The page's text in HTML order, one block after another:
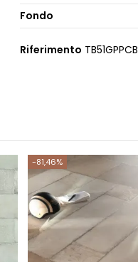
Fondo
Riferimento TB51GPPCB
-81,46%